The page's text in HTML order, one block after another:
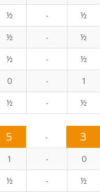
½ - ½
½ - ½
½ - ½
0 - 1
½ - ½
5 - 3
1 - 0
½ - ½